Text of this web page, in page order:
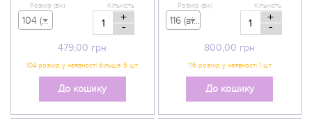
479,00 грн
Розмір (вік)
104 (вік 3-4 р) - 479,00 грн
Кількість
+
-
До кошику
800,00 грн
Розмір (вік)
116 (вік 5-6 р) - 800,00 грн
Кількість
+
-
До кошику